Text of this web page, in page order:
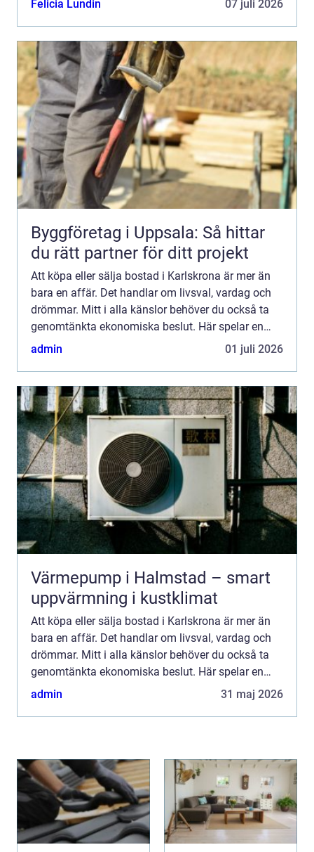
Felicia Lundin 07 juli 2026
Byggföretag i Uppsala: Så hittar
du rätt partner för ditt projekt
Att köpa eller sälja bostad i Karlskrona är mer än
bara en affär. Det handlar om livsval, vardag och
drömmar. Mitt i alla känslor behöver du också ta
genomtänkta ekonomiska beslut. Här spelar en
mäklare karlskrona en avgörande roll. Med rätt
admin 01 juli 2026
Värmepump i Halmstad – smart
uppvärmning i kustklimat
Att köpa eller sälja bostad i Karlskrona är mer än
bara en affär. Det handlar om livsval, vardag och
drömmar. Mitt i alla känslor behöver du också ta
genomtänkta ekonomiska beslut. Här spelar en
mäklare karlskrona en avgörande roll. Med rätt
admin 31 maj 2026